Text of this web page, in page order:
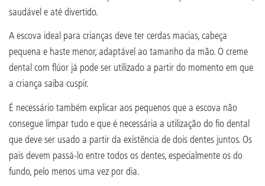
saudável e até divertido.
A escova ideal para crianças deve ter cerdas macias, cabeça
pequena e haste menor, adaptável ao tamanho da mão. O creme
dental com flúor já pode ser utilizado a partir do momento em que
a criança saiba cuspir.
É necessário também explicar aos pequenos que a escova não
consegue limpar tudo e que é necessária a utilização do fio dental
que deve ser usado a partir da existência de dois dentes juntos. Os
pais devem passá-lo entre todos os dentes, especialmente os do
fundo, pelo menos uma vez por dia.